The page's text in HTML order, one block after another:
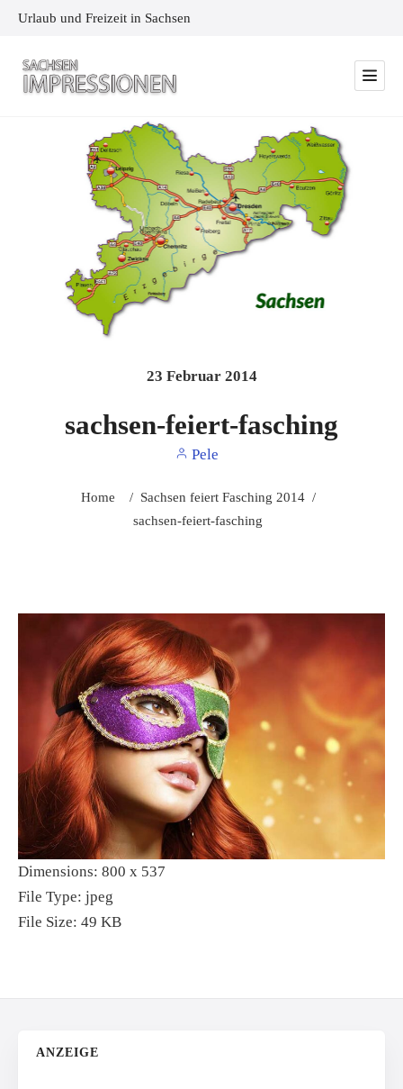
Urlaub und Freizeit in Sachsen
23 Februar 2014
sachsen-feiert-fasching
Pele
Home / Sachsen feiert Fasching 2014 /
sachsen-feiert-fasching
Dimensions: 800 x 537
File Type: jpeg
File Size: 49 KB
ANZEIGE